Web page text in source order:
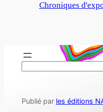
Par rapport à
Chroniques
h
Publié par les éditions